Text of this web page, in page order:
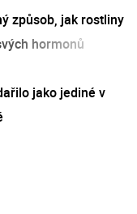
způsob, jak rostliny
hormonů
jako jediné v